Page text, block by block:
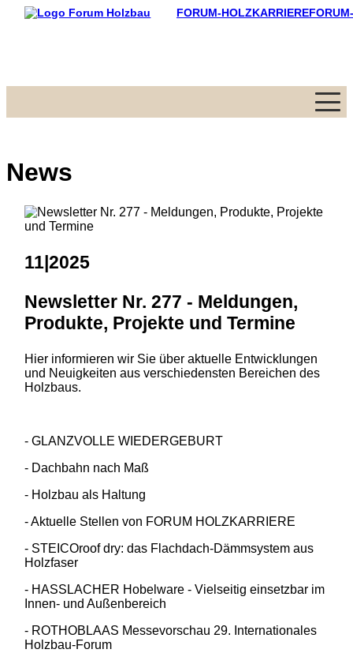
FORUM-HOLZKARRIERE
Menü
News
11|2025
Newsletter Nr. 277 - Meldungen,
Produkte, Projekte und Termine
Hier informieren wir Sie über aktuelle Entwicklungen
und Neuigkeiten aus verschiedensten Bereichen des
Holzbaus.
- GLANZVOLLE WIEDERGEBURT
- Dachbahn nach Maß
- Holzbau als Haltung
- Aktuelle Stellen von FORUM HOLZKARRIERE
- STEICOroof dry: das Flachdach-Dämmsystem aus
Holzfaser
- HASSLACHER Hobelware - Vielseitig einsetzbar im
Innen- und Außenbereich
- ROTHOBLAAS Messevorschau 29. Internationales
Holzbau-Forum